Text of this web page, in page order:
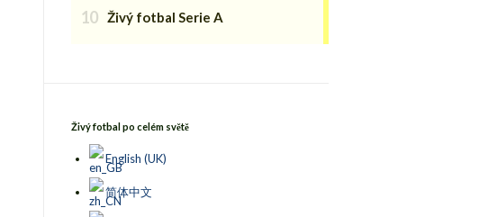
Živý fotbal Serie A
Živý fotbal po celém světě
English (UK)
简体中文